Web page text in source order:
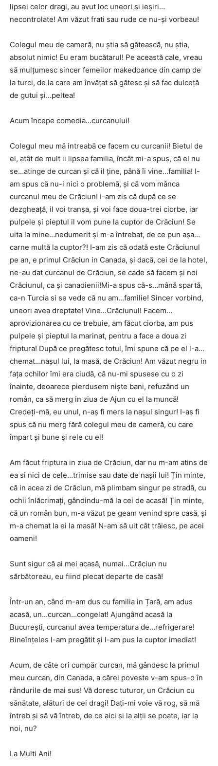
lipsei celor dragi, au avut loc uneori și ieșiri…
necontrolate! Am văzut frati sau rude ce nu-și vorbeau!
Colegul meu de cameră, nu știa să gătească, nu știa,
absolut nimic! Eu eram bucătarul! Pe această cale, vreau
să mulțumesc sincer femeilor makedoance din camp de
la turci, de la care am învățat să gătesc și să fac dulceță
de gutui și…peltea!
Acum începe comedia…curcanului!
Colegul meu mă intreabă ce facem cu curcanii! Bietul de
el, atât de mult ii lipsea familia, încât mi-a spus, că el nu
se…atinge de curcan și că il ține, până îi vine…familia! I-
am spus că nu-i nici o problemă, și că vom mânca
curcanul meu de Crăciun! I-am zis că după ce se
dezgheață, il voi tranșa, și voi face doua-trei ciorbe, iar
pulpele și pieptul il vom pune la cuptor de Crăciun! Se
uita la mine…nedumerit și m-a întrebat, de ce pun așa…
carne multă la cuptor?! I-am zis că odată este Crăciunul
pe an, e primul Crăciun in Canada, și dacă, cei de la hotel,
ne-au dat curcanul de Crăciun, se cade să facem și noi
Crăciunul, ca și canadienii!Mi-a spus că-s…mână spartă,
ca-n Turcia si se vede că nu am…familie! Sincer vorbind,
uneori avea dreptate! Vine…Crăciunul! Facem…
aprovizionarea cu ce trebuie, am făcut ciorba, am pus
pulpele și pieptul la marinat, pentru a face a doua zi
friptura! După ce pregătesc totul, îmi spune că pe el l-a…
chemat…nașul lui, la masă, de Crăciun! Am văzut negru in
fața ochilor îmi era ciudă, că nu-mi spusese cu o zi
înainte, deoarece pierdusem niște bani, refuzând un
român, ca să merg in ziua de Ajun cu el la muncă!
Credeți-mă, eu unul, n-aș fi mers la nașul singur! I-aș fi
spus că nu merg fără colegul meu de cameră, cu care
împart și bune și rele cu el!
Am făcut friptura in ziua de Crăciun, dar nu m-am atins de
ea si nici de cele…trimise sau date de nașii lui! Țin minte,
că in acea zi de Crăciun, mă plimbam singur pe stradă, cu
ochii înlăcrimați, gândindu-mă la cei de acasă! Țin minte,
că un român bun, m-a văzut pe geam venind spre casă, și
m-a chemat la ei la masă! N-am să uit cât trăiesc, pe acei
oameni!
Sunt sigur că ai mei acasă, numai…Crăciun nu
sărbătoreau, eu fiind plecat departe de casă!
Într-un an, când m-am dus cu familia in Țară, am adus
acasă, un…curcan…congelat! Ajungând acasă la
București, curcanul avea temperatura de…refrigerare!
Bineînțeles l-am pregătit și l-am pus la cuptor imediat!
Acum, de câte ori cumpăr curcan, mă gândesc la primul
meu curcan, din Canada, a cărei poveste v-am spus-o în
rândurile de mai sus! Vă doresc tuturor, un Crăciun cu
sănătate, alături de cei dragi! Dați-mi voie vă rog, să mă
întreb și să vă întreb, de ce aici și la alții se poate, iar la
noi, nu?
La Multi Ani!